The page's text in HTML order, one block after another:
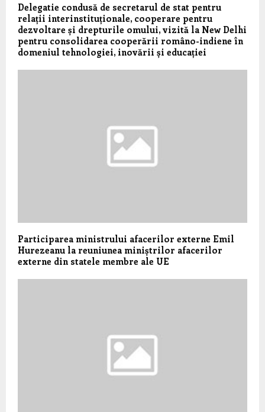
Delegatie condusă de secretarul de stat pentru
relații interinstituționale, cooperare pentru
dezvoltare și drepturile omului, vizită la New Delhi
pentru consolidarea cooperării româno-indiene în
domeniul tehnologiei, inovării și educației
Participarea ministrului afacerilor externe Emil
Hurezeanu la reuniunea miniștrilor afacerilor
externe din statele membre ale UE